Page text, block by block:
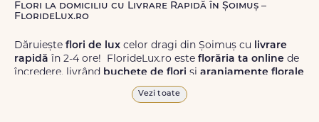
Flori la domiciliu cu Livrare Rapidă în Șoimuș –
FlorideLux.ro
Dăruiește flori de lux celor dragi din Șoimuș cu livrare
rapidă în 2-4 ore! FlorideLux.ro este florăria ta online de
încredere, livrând buchete de flori și aranjamente florale
de calitate superioară în Șoimuș și în toată România.
Vezi toate